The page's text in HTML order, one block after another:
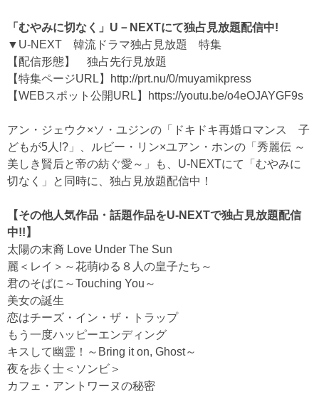
「むやみに切なく」U－NEXTにて独占見放題配信中!
▼U-NEXT 韓流ドラマ独占見放題 特集
【配信形態】 独占先行見放題
【特集ページURL】
http://prt.nu/0/muyamikpress
【WEBスポット公開URL】
https://youtu.be/o4eOJAYGF9s
アン・ジェウク×ソ・ユジンの「ドキドキ再婚ロマンス 子
どもが5人!?」、ルビー・リン×ユアン・ホンの「秀麗伝 ～
美しき賢后と帝の紡ぐ愛～」も、U-NEXTにて「むやみに
切なく」と同時に、独占見放題配信中！
【その他人気作品・話題作品をU-NEXTで独占見放題配信
中!!】
太陽の末裔 Love Under The Sun
麗＜レイ＞～花萌ゆる８人の皇子たち～
君のそばに～Touching You～
美女の誕生
恋はチーズ・イン・ザ・トラップ
もう一度ハッピーエンディング
キスして幽霊！～Bring it on, Ghost～
夜を歩く士＜ソンビ＞
カフェ・アントワーヌの秘密